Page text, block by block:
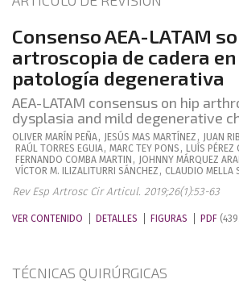
Consenso AEA-LATAM
artroscopia de cadera
patología degenerativa
AEA-LATAM consensus on hip
dysplasia and mild degenerative
OLIVER MARÍN PEÑA, JESÚS MAS MARTÍNEZ , JUAN
RAÚL TORRES EGUIA, MARC TEY PONS , LUÍS PÉREZ
FERNANDO COMBA MARTIN , JOHNNY MÁRQUEZ
VÍCTOR M.
ILIZALITURRI SÁNCHEZ , CLAUDIO MELLA
Rev Esp Artrosc Cir Articul. 2019;26(1):53-63
VER CONTENIDO DETALLES FIGURAS PDF
TÉCNICAS QUIRÚRGICAS